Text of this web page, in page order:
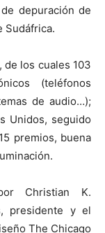
depuración de
Sudáfrica.
de los cuales 103
(teléfonos
de audio…);
Unidos, seguido
premios, buena
Christian K.
presidente y el
The Chicago